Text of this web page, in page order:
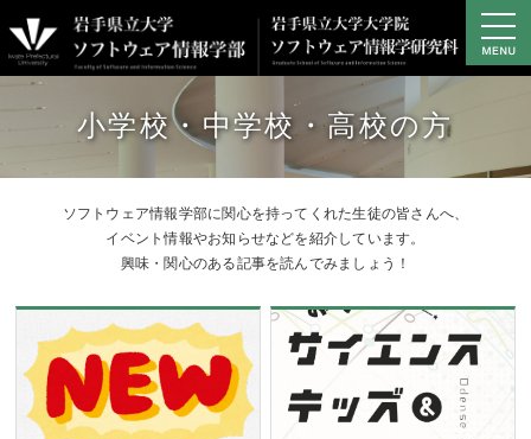
学部の教育・研究
学部プロジェクト研究
キャンパスライフ
進路・就職
アクセス
資料請求・お問い合わせ
サイトマップ
小学校・中学校・高校の方
ソフトウェア情報学部に関心を持ってくれた生徒の皆さんへ、
イベント情報やお知らせなどを紹介しています。
興味・関心のある記事を読んでみましょう！